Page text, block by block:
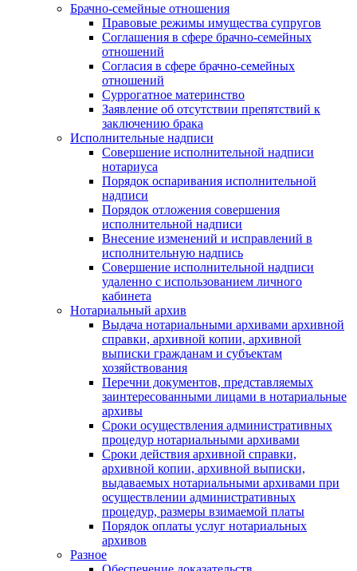
Брачно-семейные отношения
Правовые режимы имущества супругов
Соглашения в сфере брачно-семейных
отношений
Согласия в сфере брачно-семейных
отношений
Суррогатное материнство
Заявление об отсутствии препятствий к
заключению брака
Исполнительные надписи
Совершение исполнительной надписи
нотариуса
Порядок оспаривания исполнительной
надписи
Порядок отложения совершения
исполнительной надписи
Внесение изменений и исправлений в
исполнительную надпись
Совершение исполнительной надписи
удаленно с использованием личного
кабинета
Нотариальный архив
Выдача нотариальными архивами архивной
справки, архивной копии, архивной
выписки гражданам и субъектам
хозяйствования
Перечни документов, представляемых
заинтересованными лицами в нотариальные
архивы
Сроки осуществления административных
процедур нотариальными архивами
Сроки действия архивной справки,
архивной копии, архивной выписки,
выдаваемых нотариальными архивами при
осуществлении административных
процедур, размеры взимаемой платы
Порядок оплаты услуг нотариальных
архивов
Разное